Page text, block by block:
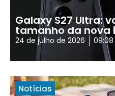
Galaxy S27 Ultra:
tamanho da nova
24 de julho de 2026 09:08
Notícias